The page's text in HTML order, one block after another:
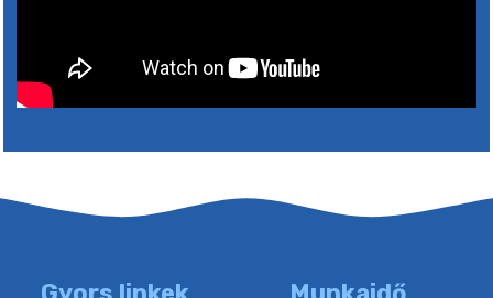
2. augusztus 2026 15:30